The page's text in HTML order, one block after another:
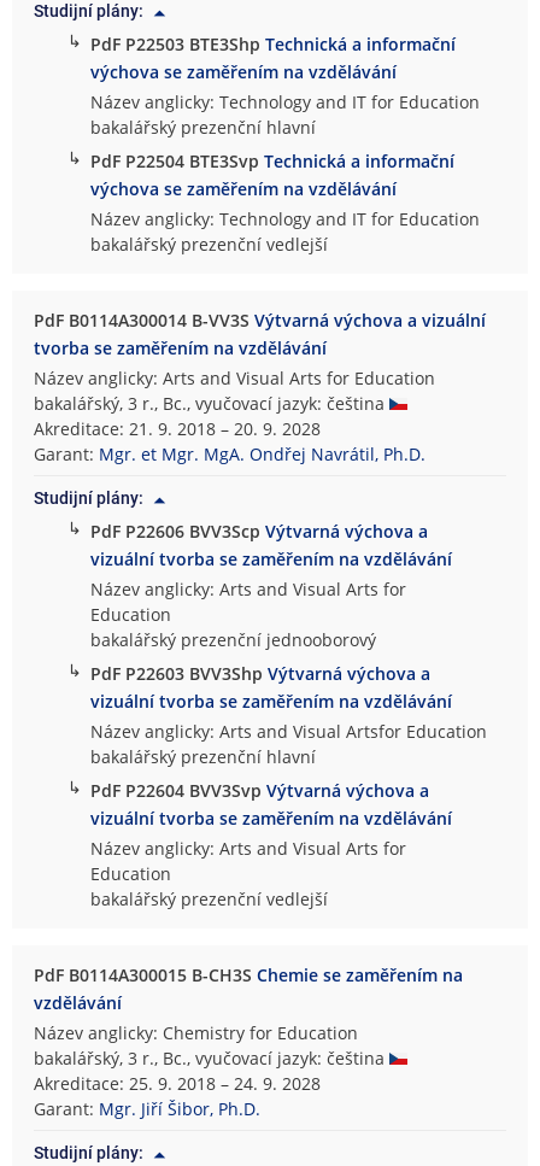
Studijní plány:
↳ PdF P22503 BTE3ShpTechnická a informační
výchova se zaměřením na vzdělávání
Název anglicky: Technology and IT for Education
bakalářský prezenční hlavní
↳ PdF P22504 BTE3SvpTechnická a informační
výchova se zaměřením na vzdělávání
Název anglicky: Technology and IT for Education
bakalářský prezenční vedlejší
PdF B0114A300014 B-VV3SVýtvarná výchova a vizuální
tvorba se zaměřením na vzdělávání
Název anglicky: Arts and Visual Arts for Education
bakalářský, 3 r., Bc., vyučovací jazyk: čeština
Akreditace: 21. 9. 2018 – 20. 9. 2028
Garant: Mgr. et Mgr. MgA. Ondřej Navrátil, Ph.D.
Studijní plány:
↳ PdF P22606 BVV3ScpVýtvarná výchova a
vizuální tvorba se zaměřením na vzdělávání
Název anglicky: Arts and Visual Arts for
Education
bakalářský prezenční jednooborový
↳ PdF P22603 BVV3ShpVýtvarná výchova a
vizuální tvorba se zaměřením na vzdělávání
Název anglicky: Arts and Visual Artsfor Education
bakalářský prezenční hlavní
↳ PdF P22604 BVV3SvpVýtvarná výchova a
vizuální tvorba se zaměřením na vzdělávání
Název anglicky: Arts and Visual Arts for
Education
bakalářský prezenční vedlejší
PdF B0114A300015 B-CH3SChemie se zaměřením na
vzdělávání
Název anglicky: Chemistry for Education
bakalářský, 3 r., Bc., vyučovací jazyk: čeština
Akreditace: 25. 9. 2018 – 24. 9. 2028
Garant: Mgr. Jiří Šibor, Ph.D.
Studijní plány: